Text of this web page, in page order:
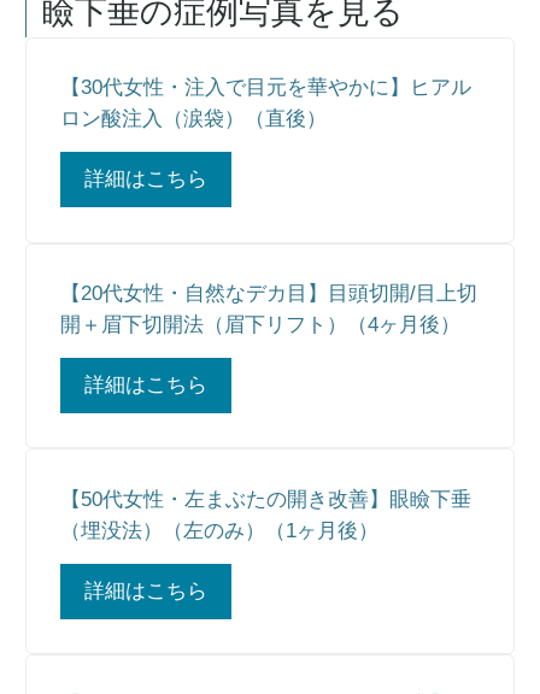
瞼下垂の症例写真を見る
【30代女性・注入で目元を華やかに】ヒアル
ロン酸注入（涙袋）（直後）
詳細はこちら
【20代女性・自然なデカ目】目頭切開/目上切
開＋眉下切開法（眉下リフト）（4ヶ月後）
詳細はこちら
【50代女性・左まぶたの開き改善】眼瞼下垂
（埋没法）（左のみ）（1ヶ月後）
詳細はこちら